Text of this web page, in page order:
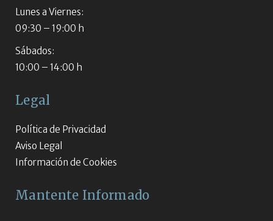
Lunes a Viernes:
09:30 – 19:00 h
Sábados:
10:00 – 14:00 h
Legal
Política de Privacidad
Aviso Legal
Información de Cookies
Mantente Informado